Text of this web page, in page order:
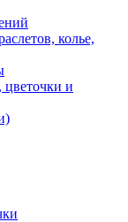
колье,
и